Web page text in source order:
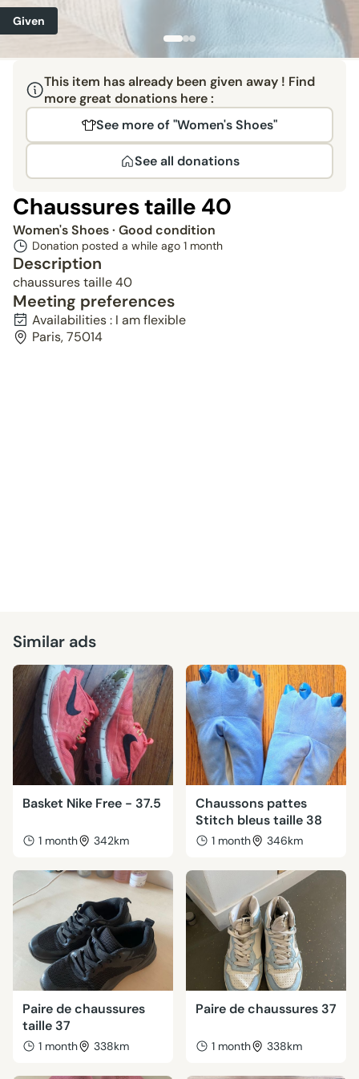
Given
This item has already been given away ! Find
more great donations here :
See more of "Women's Shoes"
See all donations
Chaussures taille 40
Women's Shoes· Good condition
Donation posted a while ago 1 month
Description
chaussures taille 40
Meeting preferences
Availabilities : I am flexible
Paris, 75014
Similar ads
Basket Nike Free - 37.5
1 month 342km
Chaussons pattes
Stitch bleus taille 38
1 month 346km
Paire de chaussures
taille 37
1 month 338km
Paire de chaussures 37
1 month 338km